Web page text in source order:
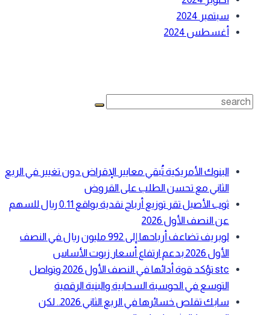
سبتمبر 2024
أغسطس 2024
Search
البنوك الأمريكية تُبقي معايير الإقراض دون تغيير في الربع
الثاني مع تحسن الطلب على القروض
ثوب الأصيل تقر توزيع أرباح نقدية بواقع 0.11 ريال للسهم
عن النصف الأول 2026
لوبريف تضاعف أرباحها إلى 992 مليون ريال في النصف
الأول 2026 بدعم ارتفاع أسعار زيوت الأساس
stc تؤكد قوة أدائها في النصف الأول 2026 وتواصل
التوسع في الحوسبة السحابية والبنية الرقمية
سابك تقلص خسائرها في الربع الثاني 2026.. لكن